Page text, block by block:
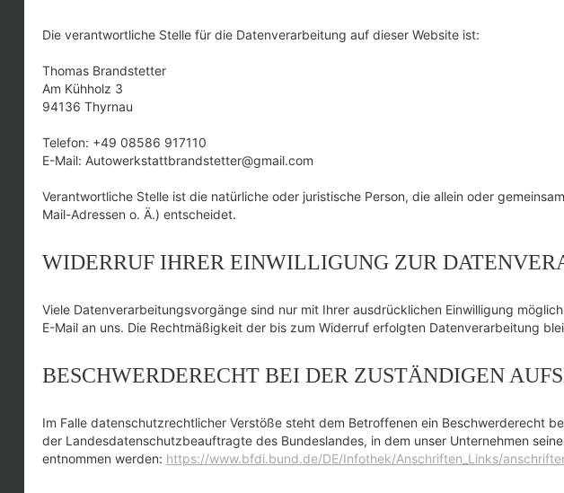
Die verantwortliche Stelle für die Datenverarbeitung auf dieser Website ist:
Thomas Brandstetter
Am Kühholz 3
94136 Thyrnau
Telefon: +49 08586 917110
E-Mail: Autowerkstattbrandstetter@gmail.com
Verantwortliche Stelle ist die natürliche oder juristische Person, die allein oder
Mail-Adressen o. Ä.) entscheidet.
WIDERRUF IHRER EINWILLIGUNG ZUR
Viele Datenverarbeitungsvorgänge sind nur mit Ihrer ausdrücklichen Einwilligung
E-Mail an uns. Die Rechtmäßigkeit der bis zum Widerruf erfolgten Datenverarbeitung
BESCHWERDERECHT BEI DER ZUSTÄNDIGEN
Im Falle datenschutzrechtlicher Verstöße steht dem Betroffenen ein Beschwerderecht
der Landesdatenschutzbeauftragte des Bundeslandes, in dem unser Unternehmen
entnommen werden: https://www.bfdi.bund.de/DE/Infothek/Anschriften_Links/